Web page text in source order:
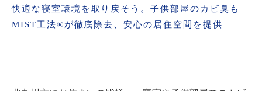
快適な寝室環境を取り戻そう。子供部屋のカビ臭も
MIST工法®が徹底除去、安心の居住空間を提供